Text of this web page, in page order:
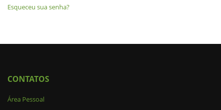
Esqueceu sua senha?
CONTATOS
Área Pessoal